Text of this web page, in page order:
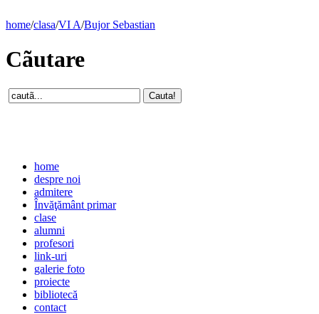
home/clasa/VI A/Bujor Sebastian
Cãutare
home
despre noi
admitere
Învăţământ primar
clase
alumni
profesori
link-uri
galerie foto
proiecte
bibliotecă
contact